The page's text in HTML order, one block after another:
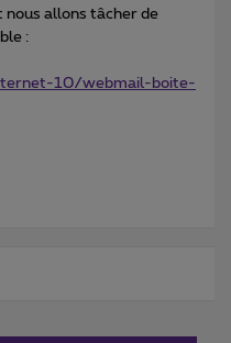
nous allons tâcher de
:
10/webmail-boite-